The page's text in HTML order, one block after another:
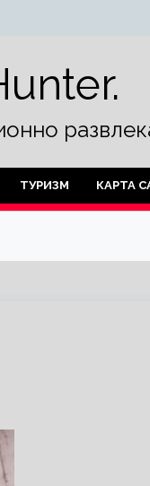
ТУРИЗМ КАРТА